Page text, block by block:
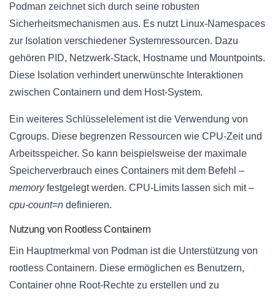
Podman zeichnet sich durch seine robusten
Sicherheitsmechanismen aus. Es nutzt Linux-Namespaces
zur Isolation verschiedener Systemressourcen. Dazu
gehören PID, Netzwerk-Stack, Hostname und Mountpoints.
Diese Isolation verhindert unerwünschte Interaktionen
zwischen Containern und dem Host-System.
Ein weiteres Schlüsselelement ist die Verwendung von
Cgroups. Diese begrenzen Ressourcen wie CPU-Zeit und
Arbeitsspeicher. So kann beispielsweise der maximale
Speicherverbrauch eines Containers mit dem Befehl –
memoryfestgelegt werden. CPU-Limits lassen sich mit–
cpu-count=n definieren.
Nutzung von Rootless Containern
Ein Hauptmerkmal von Podman ist die Unterstützung von
rootless Containern. Diese ermöglichen es Benutzern,
Container ohne Root-Rechte zu erstellen und zu